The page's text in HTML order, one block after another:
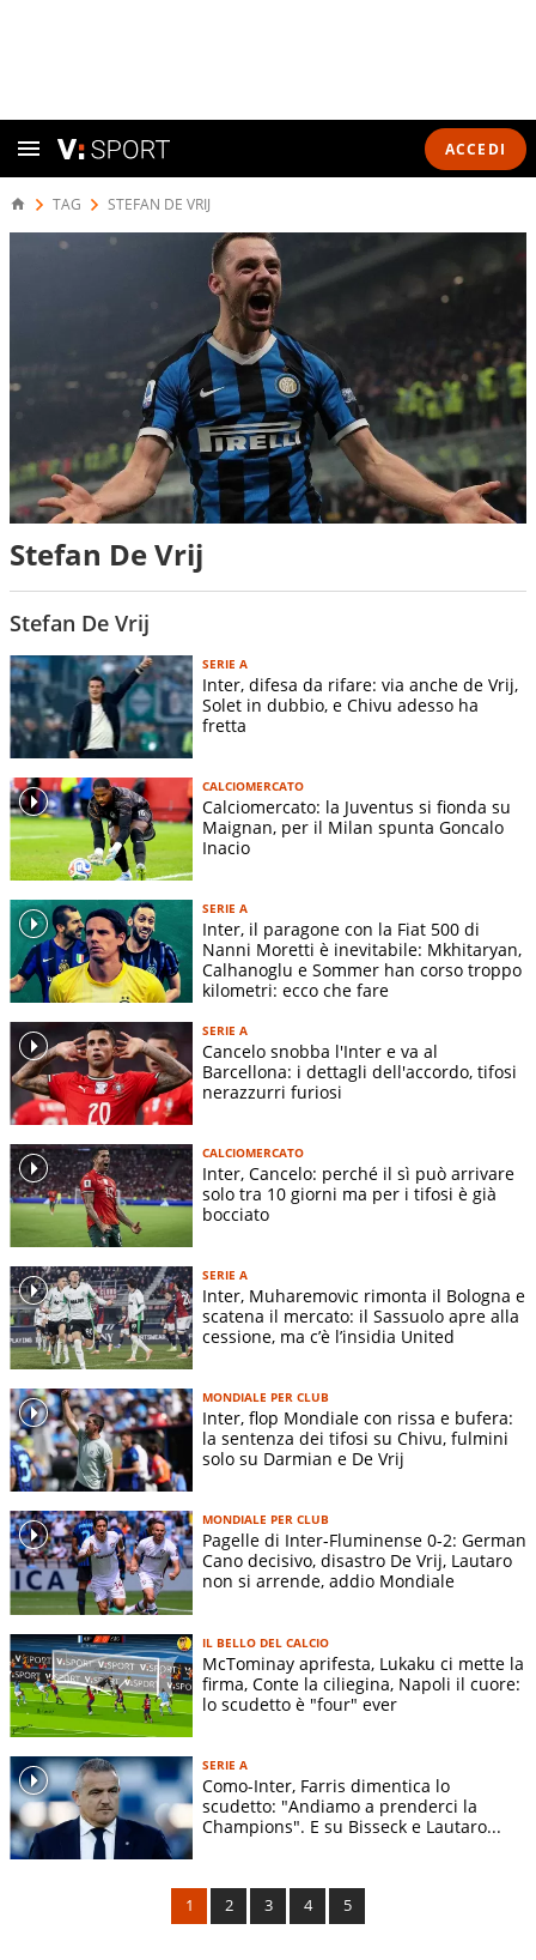
ACCEDI
TAG STEFAN DE VRIJ
Stefan De Vrij
Stefan De Vrij
SERIE A
Inter, difesa da rifare: via anche de Vrij,
Solet in dubbio, e Chivu adesso ha
fretta
CALCIOMERCATO
Calciomercato: la Juventus si fionda su
Maignan, per il Milan spunta Goncalo
Inacio
SERIE A
Inter, il paragone con la Fiat 500 di
Nanni Moretti è inevitabile: Mkhitaryan,
Calhanoglu e Sommer han corso troppo
kilometri: ecco che fare
SERIE A
Cancelo snobba l'Inter e va al
Barcellona: i dettagli dell'accordo, tifosi
nerazzurri furiosi
CALCIOMERCATO
Inter, Cancelo: perché il sì può arrivare
solo tra 10 giorni ma per i tifosi è già
bocciato
SERIE A
Inter, Muharemovic rimonta il Bologna e
scatena il mercato: il Sassuolo apre alla
cessione, ma c’è l’insidia United
MONDIALE PER CLUB
Inter, flop Mondiale con rissa e bufera:
la sentenza dei tifosi su Chivu, fulmini
solo su Darmian e De Vrij
MONDIALE PER CLUB
Pagelle di Inter-Fluminense 0-2: German
Cano decisivo, disastro De Vrij, Lautaro
non si arrende, addio Mondiale
IL BELLO DEL CALCIO
McTominay aprifesta, Lukaku ci mette la
firma, Conte la ciliegina, Napoli il cuore:
lo scudetto è "four" ever
SERIE A
Como-Inter, Farris dimentica lo
scudetto: "Andiamo a prenderci la
Champions". E su Bisseck e Lautaro...
1 2 3 4 5